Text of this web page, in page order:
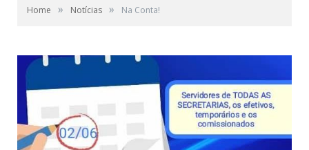
Home » Notícias » Na Conta!